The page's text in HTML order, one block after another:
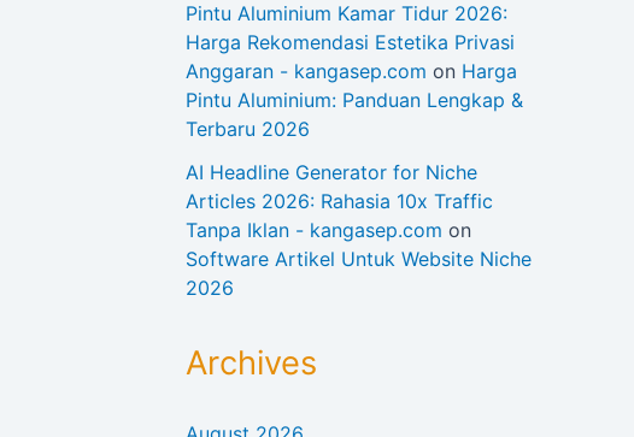
Pintu Aluminium Kamar Tidur 2026:
Harga Rekomendasi Estetika Privasi
Anggaran - kangasep.com on Harga
Pintu Aluminium: Panduan Lengkap &
Terbaru 2026
AI Headline Generator for Niche
Articles 2026: Rahasia 10x Traffic
Tanpa Iklan - kangasep.com on
Software Artikel Untuk Website Niche
2026
Archives